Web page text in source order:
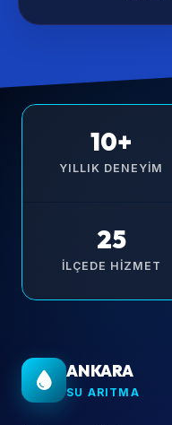
10+
YILLIK DENEYIM
25
İLÇEDE HIZMET
ANKARA
SU ARITMA